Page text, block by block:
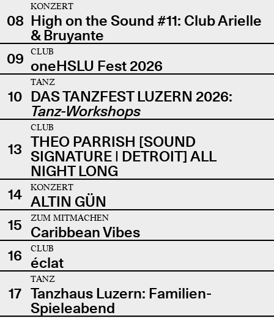
08
KONZERT
High on the Sound #11: Club Arielle
& Bruyante
09
CLUB
oneHSLU Fest 2026
10
TANZ
DAS TANZFEST LUZERN 2026:
Tanz-Workshops
13
CLUB
THEO PARRISH [SOUND
SIGNATURE | DETROIT] ALL
NIGHT LONG
14
KONZERT
ALTIN GÜN
15
ZUM MITMACHEN
Caribbean Vibes
16
CLUB
éclat
17
TANZ
Tanzhaus Luzern: Familien-
Spieleabend